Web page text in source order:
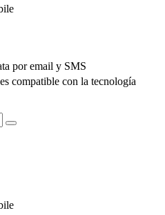
por email y SMS
compatible con la tecnología